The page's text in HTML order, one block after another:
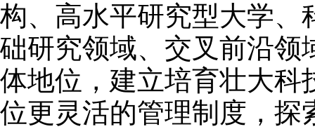
构、高水平研究型大学、
础研究领域、交叉前沿领
体地位，建立培育壮大科
位更灵活的管理制度，探